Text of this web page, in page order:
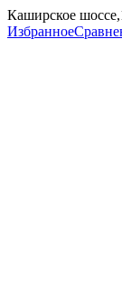
Каширское
Избранное